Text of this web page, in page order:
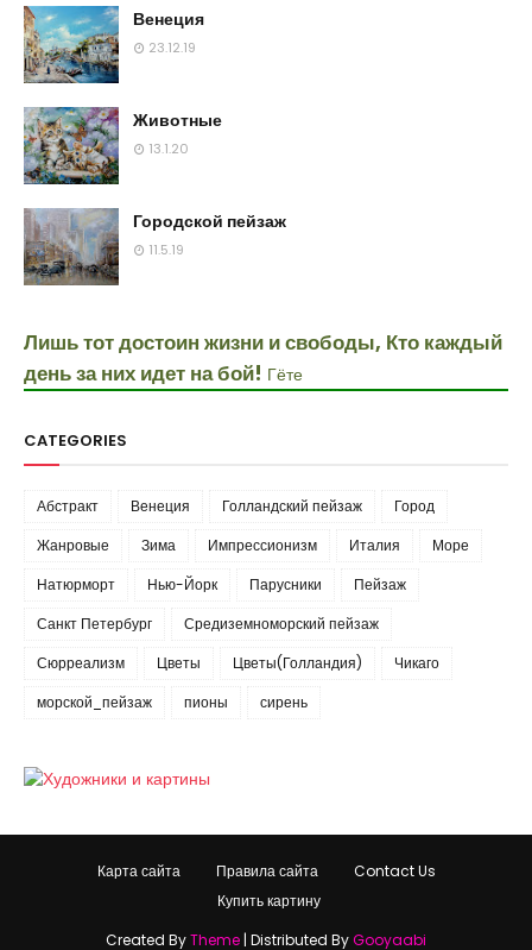
Венеция
23.12.19
Животные
13.1.20
Городской пейзаж
11.5.19
Лишь тот достоин жизни и свободы, Кто каждый
день за них идет на бой! Гёте
CATEGORIES
Абстракт Венеция Голландский пейзаж
Город
Жанровые
Зима Импрессионизм Италия
Море
Натюрморт
Нью-Йорк Парусники
Пейзаж
Санкт Петербург
Средиземноморский пейзаж
Сюрреализм
Цветы Цветы(Голландия)
Чикаго
морской_пейзаж
пионы сирень
Карта сайта Правила сайта
Contact Us
Купить картину
Created ByTheme | Distributed ByGooyaabi